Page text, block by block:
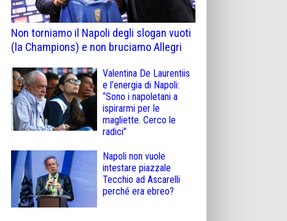
Non torniamo il Napoli degli slogan vuoti
(la Champions) e non bruciamo Allegri
Valentina De Laurentiis
e l’energia di Napoli:
“Sono i napoletani a
ispirarmi per le
magliette. Cerco le
radici”
Napoli non vuole
intestare piazzale
Tecchio ad Ascarelli
perché era ebreo?